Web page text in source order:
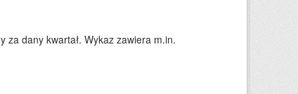
dany kwartał. Wykaz zawiera m.in.